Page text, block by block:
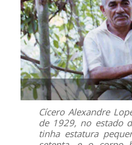
Cícero Alexandre
de 1929, no estado
tinha estatura